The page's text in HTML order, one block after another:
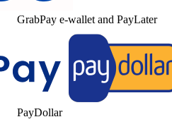
GrabPay e-wallet and PayLater
PayDollar